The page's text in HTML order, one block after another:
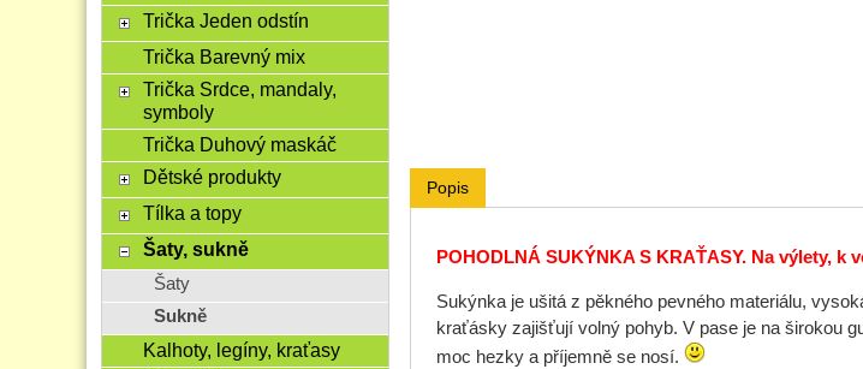
Popis
POHODLNÁ SUKÝNKA S KRAŤASY. Na výlety,
Sukýnka je ušitá z pěkného pevného materiálu,
kraťásky zajišťují volný pohyb. V pase je na širokou
moc hezky a příjemně se nosí.
Trička Jeden odstín
Trička Barevný mix
Trička Srdce, mandaly,
symboly
Trička Duhový maskáč
Dětské produkty
Tílka a topy
Šaty, sukně
Šaty
Sukně
Kalhoty, legíny, kraťasy